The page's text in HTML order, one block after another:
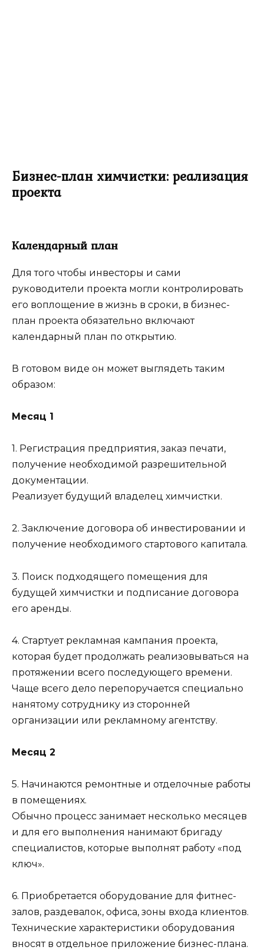
Бизнес-план химчистки: реализация
проекта
Календарный план
Для того чтобы инвесторы и сами
руководители проекта могли контролировать
его воплощение в жизнь в сроки, в бизнес-
план проекта обязательно включают
календарный план по открытию.
В готовом виде он может выглядеть таким
образом:
Месяц 1
1. Регистрация предприятия, заказ печати,
получение необходимой разрешительной
документации.
Реализует будущий владелец химчистки.
2. Заключение договора об инвестировании и
получение необходимого стартового капитала.
3. Поиск подходящего помещения для
будущей химчистки и подписание договора
его аренды.
4. Стартует рекламная кампания проекта,
которая будет продолжать реализовываться на
протяжении всего последующего времени.
Чаще всего дело перепоручается специально
нанятому сотруднику из сторонней
организации или рекламному агентству.
Месяц 2
5. Начинаются ремонтные и отделочные работы
в помещениях.
Обычно процесс занимает несколько месяцев
и для его выполнения нанимают бригаду
специалистов, которые выполнят работу «под
ключ».
6. Приобретается оборудование для фитнес-
залов, раздевалок, офиса, зоны входа клиентов.
Технические характеристики оборудования
вносят в отдельное приложение бизнес-плана.